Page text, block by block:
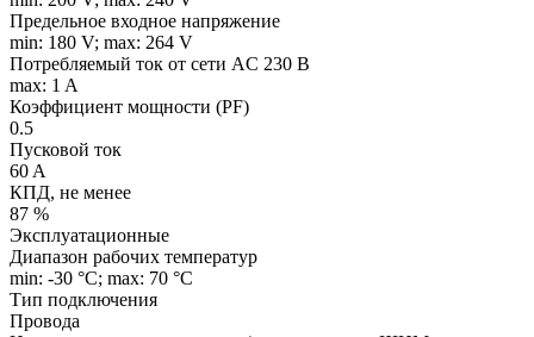
Предельное входное напряжение
min: 180 V; max: 264 V
Потребляемый ток от сети AC 230 В
max: 1 A
Коэффициент мощности (PF)
0.5
Пусковой ток
60 A
КПД, не менее
87 %
Эксплуатационные
Диапазон рабочих температур
min: -30 °C; max: 70 °C
Тип подключения
Провода